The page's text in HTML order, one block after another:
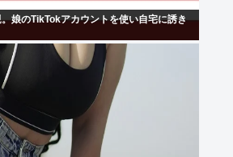
娘のTikTokアカウントを使い自宅に誘き